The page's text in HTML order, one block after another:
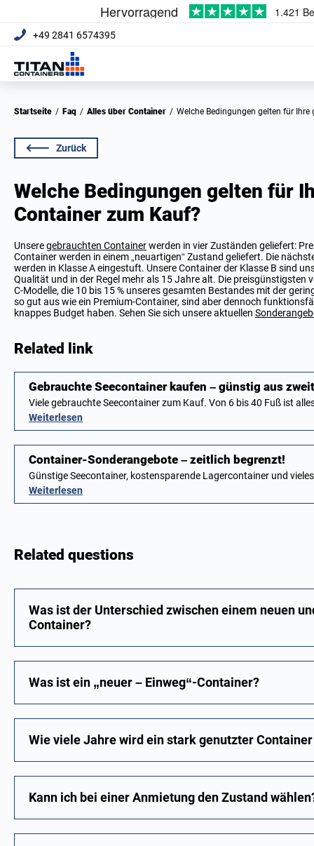
+49 2841 6574395
Startseite / Faq / Alles über Container / Welche Bedingungen gelten für
Zurück
Welche Bedingungen gelten für
Container zum Kauf?
Unseregebrauchten Containerwerden in vier Zuständen geliefert:
Container werden in einem „neuartigen“ Zustand geliefert. Die
werden in Klasse A eingestuft. Unsere Container der Klasse B sind
Qualität und in der Regel mehr als 15 Jahre alt. Die preisgünstigsten
C-Modelle, die 10 bis 15 % unseres gesamten Bestandes mit der
so gut aus wie ein Premium-Container, sind aber dennoch
knappes Budget haben. Sehen Sie sich unsere aktuellen
Related link
Gebrauchte Seecontainer kaufen – günstig aus
Viele gebrauchte Seecontainer zum Kauf. Von 6 bis 40 Fuß ist
Weiterlesen
Container-Sonderangebote – zeitlich begrenzt!
Günstige Seecontainer, kostensparende Lagercontainer und
Weiterlesen
Related questions
Was ist der Unterschied zwischen einem neuen
Container?
Was ist ein „neuer – Einweg“-Container?
Wie viele Jahre wird ein stark genutzter
Kann ich bei einer Anmietung den Zustand